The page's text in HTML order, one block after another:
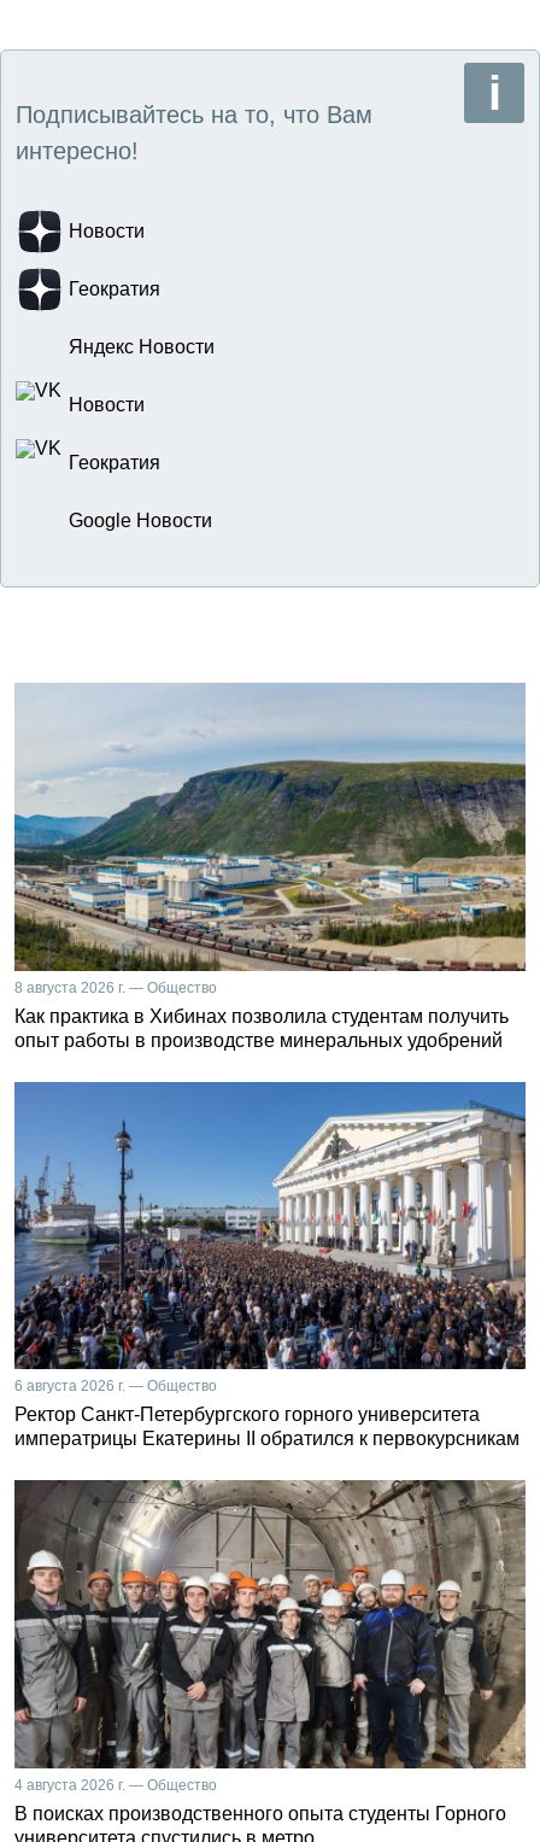
Подписывайтесь на то, что Вам
интересно!
Новости
Геократия
Яндекс Новости
Новости
Геократия
Google Новости
8 августа 2026 г. — Общество
Как практика в Хибинах позволила студентам получить
опыт работы в производстве минеральных удобрений
6 августа 2026 г. — Общество
Ректор Санкт-Петербургского горного университета
императрицы Екатерины II обратился к первокурсникам
4 августа 2026 г. — Общество
В поисках производственного опыта студенты Горного
университета спустились в метро